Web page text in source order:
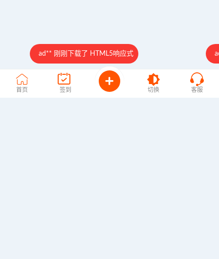
首页 签到 切换 客服
ad** 刚刚下载了 HTML5响应式